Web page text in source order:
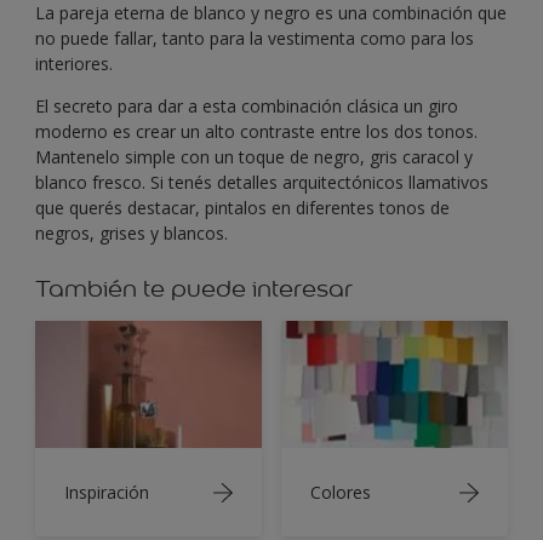
La pareja eterna de blanco y negro es una combinación que
no puede fallar, tanto para la vestimenta como para los
interiores.
El secreto para dar a esta combinación clásica un giro
moderno es crear un alto contraste entre los dos tonos.
Mantenelo simple con un toque de negro, gris caracol y
blanco fresco. Si tenés detalles arquitectónicos llamativos
que querés destacar, pintalos en diferentes tonos de
negros, grises y blancos.
También te puede interesar
Inspiración Colores